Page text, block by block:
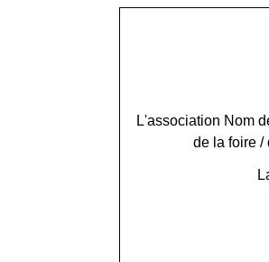
L'association Nom
de la foire /